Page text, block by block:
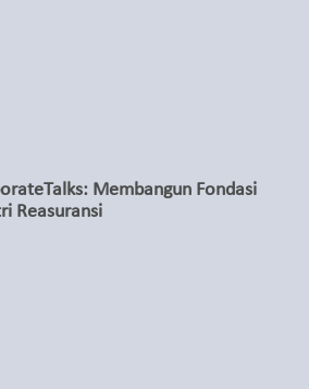
Membangun Fondasi
Reasuransi